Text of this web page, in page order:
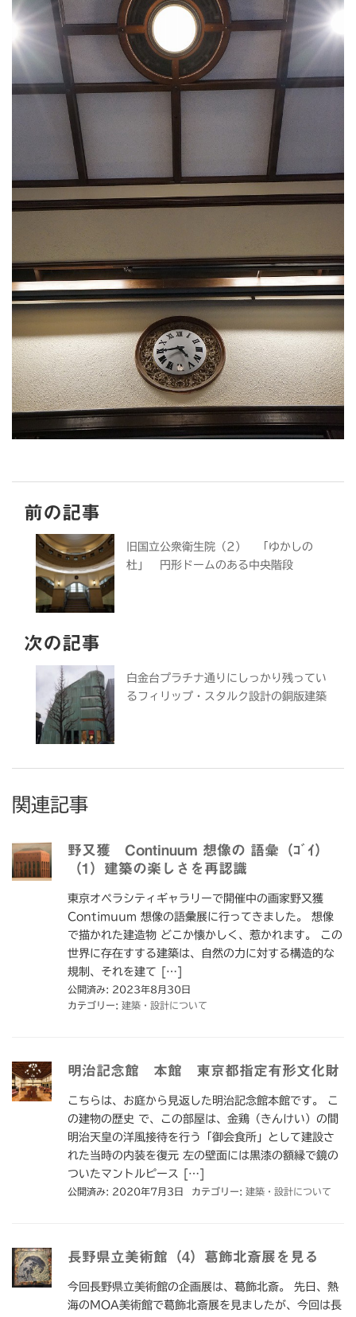
前の記事
旧国立公衆衛生院（2） 「ゆかしの
杜」 円形ドームのある中央階段
次の記事
白金台プラチナ通りにしっかり残ってい
るフィリップ・スタルク設計の銅版建築
関連記事
野又獲 Continuum 想像の 語彙（ｺﾞｲ）
（1）建築の楽しさを再認識
東京オペラシティギャラリーで開催中の画家野又獲
Contimuum 想像の語彙展に行ってきました。 想像
で描かれた建造物 どこか懐かしく、惹かれます。 この
世界に存在すする建築は、自然の力に対する構造的な
規制、それを建て […]
公開済み: 2023年8月30日
カテゴリー: 建築・設計について
明治記念館 本館 東京都指定有形文化財
こちらは、お庭から見返した明治記念館本館です。 こ
の建物の歴史 で、この部屋は、金鶏（きんけい）の間
明治天皇の洋風接待を行う「御会食所」として建設さ
れた当時の内装を復元 左の壁面には黒漆の額縁で鏡の
ついたマントルピース […]
公開済み: 2020年7月3日 カテゴリー: 建築・設計について
長野県立美術館（4）葛飾北斎展を見る
今回長野県立美術館の企画展は、葛飾北斎。 先日、熱
海のMOA美術館で葛飾北斎展を見ましたが、今回は長